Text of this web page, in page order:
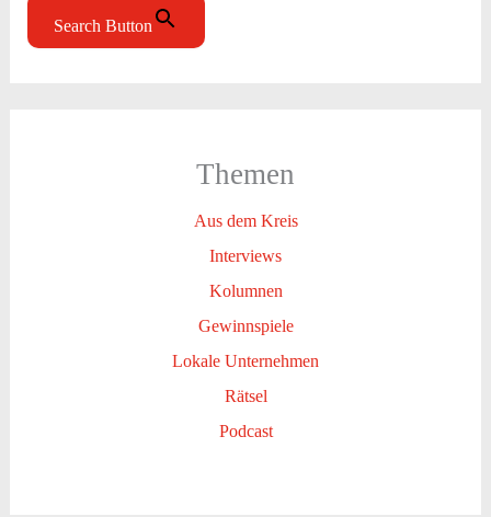
Search Button
Themen
Aus dem Kreis
Interviews
Kolumnen
Gewinnspiele
Lokale Unternehmen
Rätsel
Podcast